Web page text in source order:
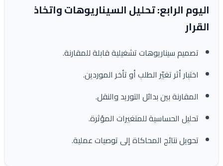
اليوم الرابع: تحليل السيناريوهات واتخاذ
القرار
تصميم سيناريوهات تشغيلية قابلة للمقارنة.
اختبار أثر تغيّر الطلب أو تأخر الموردين.
المقارنة بين بدائل التوريد والنقل.
تحليل الحساسية للمتغيرات المؤثرة.
تحويل نتائج المحاكاة إلى توصيات عملية.